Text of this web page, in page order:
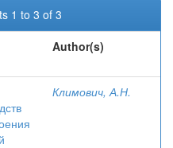
1 to 3 of 3
Author(s)
Климович, А.Н.